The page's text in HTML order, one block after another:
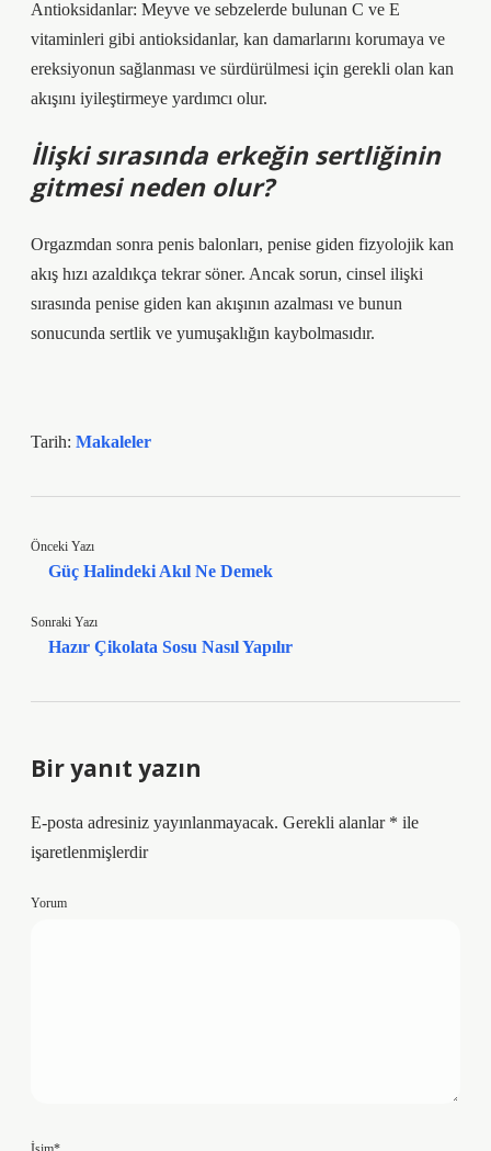
Antioksidanlar: Meyve ve sebzelerde bulunan C ve E
vitaminleri gibi antioksidanlar, kan damarlarını korumaya ve
ereksiyonun sağlanması ve sürdürülmesi için gerekli olan kan
akışını iyileştirmeye yardımcı olur.
İlişki sırasında erkeğin sertliğinin
gitmesi neden olur?
Orgazmdan sonra penis balonları, penise giden fizyolojik kan
akış hızı azaldıkça tekrar söner. Ancak sorun, cinsel ilişki
sırasında penise giden kan akışının azalması ve bunun
sonucunda sertlik ve yumuşaklığın kaybolmasıdır.
Tarih: Makaleler
Önceki Yazı
Güç Halindeki Akıl Ne Demek
Sonraki Yazı
Hazır Çikolata Sosu Nasıl Yapılır
Bir yanıt yazın
E-posta adresiniz yayınlanmayacak. Gerekli alanlar * ile
işaretlenmişlerdir
Yorum